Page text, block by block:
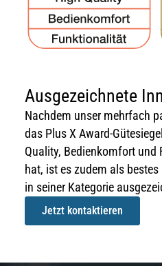
Ausgezeichnete
Nachdem unser mehrfach
das Plus X Award-
Quality, Bedienkomfort
hat, ist es zudem als
in seiner Kategorie
Jetzt kontaktieren